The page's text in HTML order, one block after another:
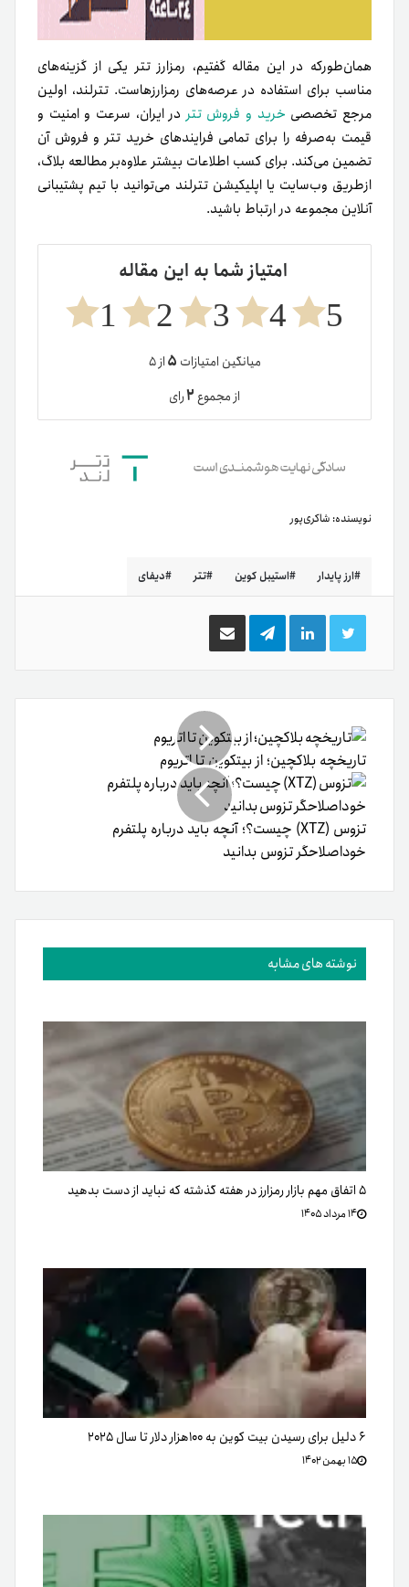
همان‌طور‌که در این مقاله گفتیم، رمزارز تتر یکی از گزینه‌های
مناسب‌ برای استفاده در عرصه‌های رمزارزهاست. تترلند، اولین
مرجع تخصصی خرید و فروش تتردر ایران، سرعت و امنیت و
قیمت به‌صرفه را برای تمامی فرایند‌های خرید تتر و فروش آن
تضمین می‌کند. برای کسب اطلاعات بیشتر علاوه‌بر مطالعه بلاگ،
از‌طریق وب‌سایت یا اپلیکیشن تترلند می‌توانید با تیم پشتیبانی
آنلاین مجموعه در ارتباط باشید.
امتیاز شما به این مقاله
5
4
3
2
1
میانگین امتیازات ۵از ۵
از مجموع۲رای
نویسنده: شاکری‌پور
ارز پایدار استیبل کوین تتر دیفای
توییتر لینکدینتلگرام اشتراک
گذاری
ایمیل
تاریخچه بلاکچین؛ از بیتکوین تا اتریوم
تزوس (XTZ) چیست؟؛ آنچه باید درباره پلتفرم
خوداصلاحگر تزوس بدانید
نوشته های مشابه
۵ اتفاق مهم بازار رمزارز در هفته گذشته که نباید از دست بدهید
۱۴ مرداد ۱۴۰۵
۶ دلیل برای رسیدن بیت کوین به ۱۰۰هزار دلار تا سال ۲۰۲۵
۱۵ بهمن ۱۴۰۲